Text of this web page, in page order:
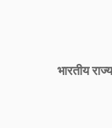
भारतीय